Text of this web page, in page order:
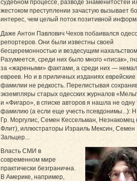
судебном процессе, разводе знаменитостей
жестоком преступлении зачастую вызывает
интерес, чем целый поток позитивной
Даже Антон Павлович Чехов побаивался
репортеров. Они были известны своей
бесцеремонностью и вездесущим
Разумеется, среди них было много «писак»,
за «жареными» фактами, а среди них —
евреев. Но и в приличных изданиях еврейские
фамилии не редкость. Перелистывая
экземпляры старых одесских журналов
и «Фигаро», в списке авторов я нашла не одну
фамилию (а если еще учесть псевдонимы...):
Гр. Моргулис, Семен Кессельман, Незнакомец
Флит), иллюстраторы Израиль Мексин, Семен
Зальцер...
Власть СМИ в
современном мире
практически безгранична.
В Америке, например,